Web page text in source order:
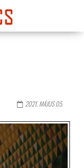
2021. MÁJUS 05.